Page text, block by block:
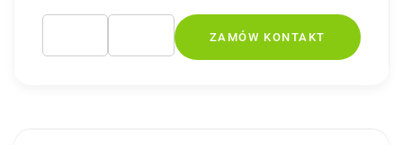
Please leave this field empty.